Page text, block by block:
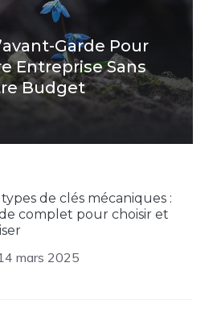
Garde Pour
Entreprise Sans
Budget
types de clés mécaniques :
complet pour choisir et
mars 2025